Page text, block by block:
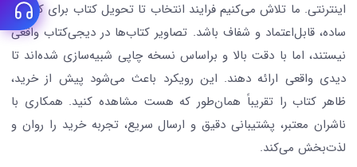
اینترنتی. ما تلاش می‌کنیم فرایند انتخاب تا تحویل کتاب برای کاربران
ساده، قابل‌اعتماد و شفاف باشد. تصاویر کتاب‌ها در دیجی‌کتاب واقعی
نیستند، اما با دقت بالا و براساس نسخه چاپی شبیه‌سازی شده‌اند تا
دیدی واقعی ارائه دهند. این رویکرد باعث می‌شود پیش از خرید،
ظاهر کتاب را تقریباً همان‌طور که هست مشاهده کنید. همکاری با
ناشران معتبر، پشتیبانی دقیق و ارسال سریع، تجربه خرید را روان و
لذت‌بخش می‌کند.